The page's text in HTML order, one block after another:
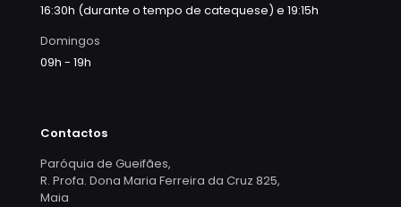
16:30h (durante o tempo de catequese) e 19:15h
Domingos
09h - 19h
Contactos
Paróquia de Gueifães,
R. Profa. Dona Maria Ferreira da Cruz 825,
Maia